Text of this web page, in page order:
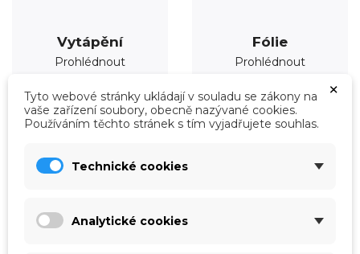
Vytápění
Prohlédnout
Fólie
Prohlédnout
×
Tyto webové stránky ukládají v souladu se zákony na
vaše zařízení soubory, obecně nazývané cookies.
Používáním těchto stránek s tím vyjadřujete souhlas.
Technické cookies
Analytické cookies